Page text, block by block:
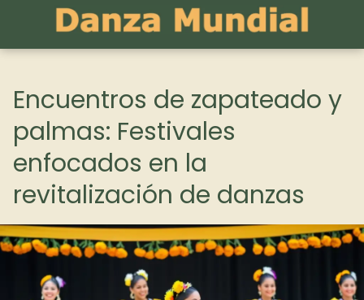
Encuentros de zapateado y
palmas: Festivales
enfocados en la
revitalización de danzas